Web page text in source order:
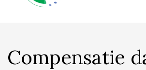
Compensatie